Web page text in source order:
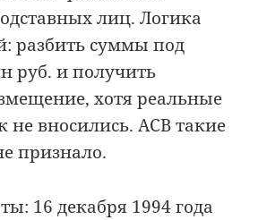
лиц. Логика
разбить суммы под
руб. и получить
хотя реальные
не вносились. АСВ такие
признало.
16 декабря 1994 года